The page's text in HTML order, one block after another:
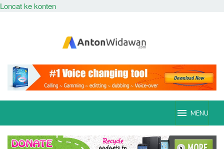
Loncat ke konten
MENU